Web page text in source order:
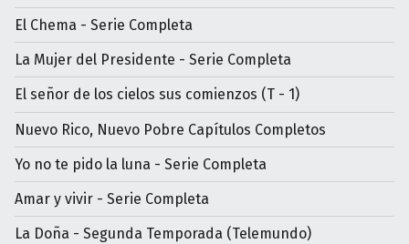
El Chema - Serie Completa
La Mujer del Presidente - Serie Completa
El señor de los cielos sus comienzos (T - 1)
Nuevo Rico, Nuevo Pobre Capítulos Completos
Yo no te pido la luna - Serie Completa
Amar y vivir - Serie Completa
La Doña - Segunda Temporada (Telemundo)